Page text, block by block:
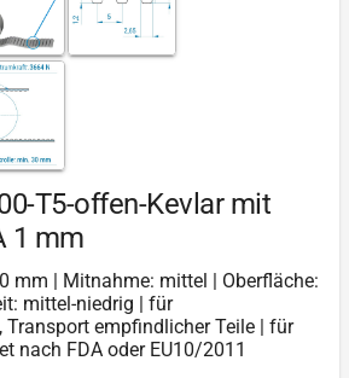
T5-offen-Kevlar mit
1 mm
mm | Mitnahme: mittel | Oberfläche:
mittel-niedrig | für
Transport empfindlicher Teile | für
nach FDA oder EU10/2011